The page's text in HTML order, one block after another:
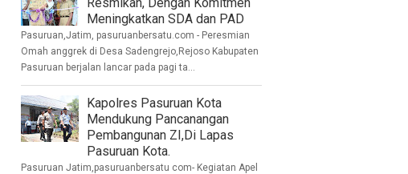
Meningkatkan SDA dan PAD
Pasuruan,Jatim, pasuruanbersatu.com - Peresmian
Omah anggrek di Desa Sadengrejo,Rejoso Kabupaten
Pasuruan berjalan lancar pada pagi ta...
Kapolres Pasuruan Kota
Mendukung Pancanangan
Pembangunan ZI,Di Lapas
Pasuruan Kota.
Pasuruan Jatim,pasuruanbersatu com- Kegiatan Apel